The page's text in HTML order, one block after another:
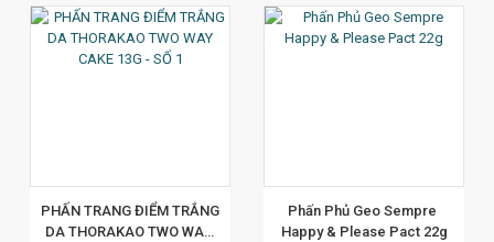
PHẤN TRANG ĐIỂM TRẮNG
DA THORAKAO TWO WAY
Phấn Phủ Geo Sempre
Happy & Please Pact 22g